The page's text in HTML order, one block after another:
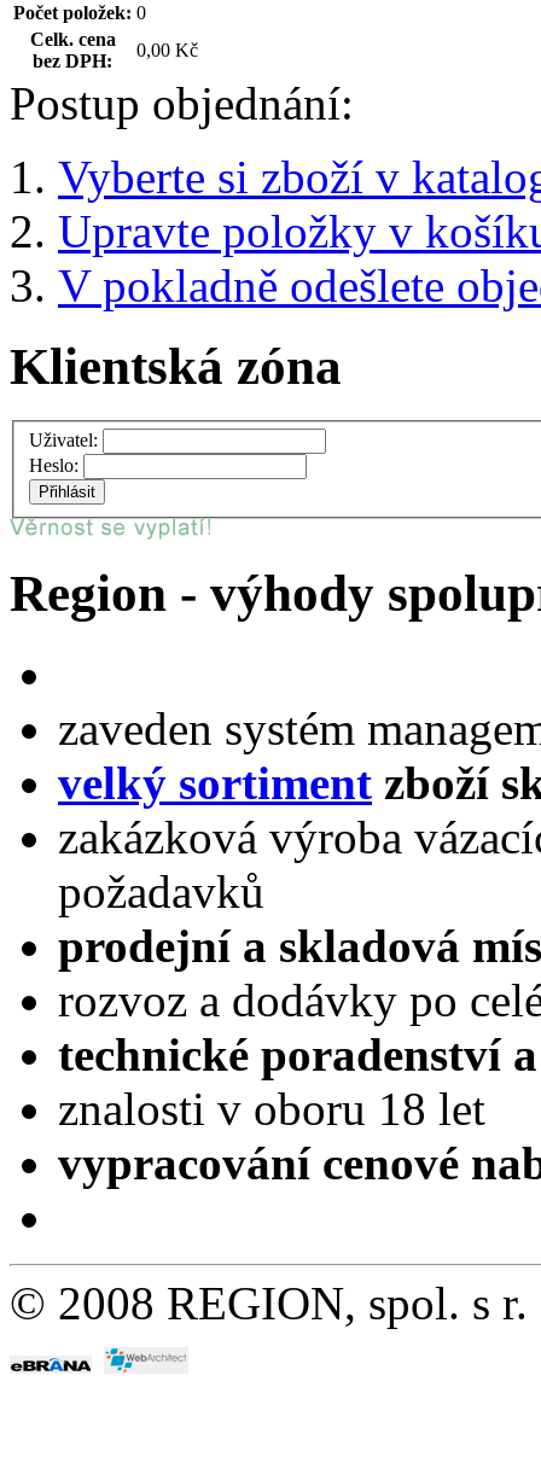
Počet položek: 0
Celk. cena
bez DPH:
0,00 Kč
Postup objednání:
Vyberte si zboží v
Upravte položky v
V pokladně odešlete
Klientská zóna
Uživatel:
Heslo:
Region - výhody
zaveden systém
velký sortiment zboží
zakázková výroba
požadavků
prodejní a skladová
rozvoz a dodávky po
technické poradenství
znalosti v oboru 18 let
vypracování cenové
© 2008 REGION, spol. s